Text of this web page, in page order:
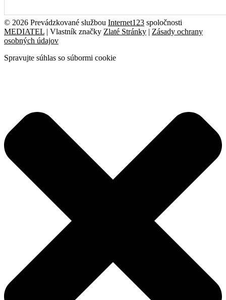
© 2026 Prevádzkované službou Internet123 spoločnosti
MEDIATEL | Vlastník značky Zlaté Stránky | Zásady ochrany
osobných údajov
Spravujte súhlas so súbormi cookie